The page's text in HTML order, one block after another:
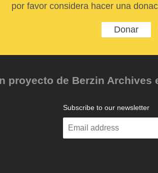
por favor considera hacer una
Donar
proyecto de Berzin Archives
Subscribe to our newsletter
Enter